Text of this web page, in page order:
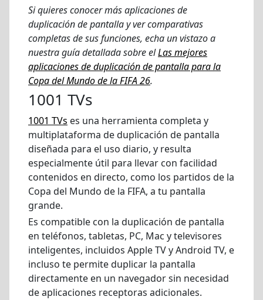
Si quieres conocer más aplicaciones de
duplicación de pantalla y ver comparativas
completas de sus funciones, echa un vistazo a
nuestra guía detallada sobre elLas mejores
aplicaciones de duplicación de pantalla para la
Copa del Mundo de la FIFA 26.
1001 TVs
1001 TVs es una herramienta completa y
multiplataforma de duplicación de pantalla
diseñada para el uso diario, y resulta
especialmente útil para llevar con facilidad
contenidos en directo, como los partidos de la
Copa del Mundo de la FIFA, a tu pantalla
grande.
Es compatible con la duplicación de pantalla
en teléfonos, tabletas, PC, Mac y televisores
inteligentes, incluidos Apple TV y Android TV, e
incluso te permite duplicar la pantalla
directamente en un navegador sin necesidad
de aplicaciones receptoras adicionales.